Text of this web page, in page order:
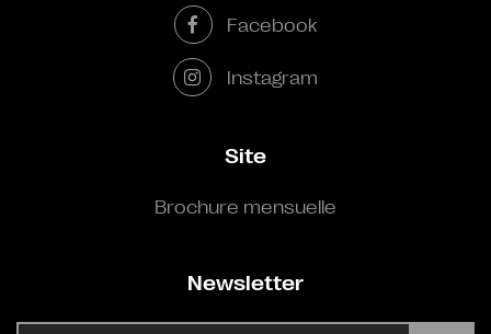
Facebook
Instagram
Site
Brochure mensuelle
Newsletter